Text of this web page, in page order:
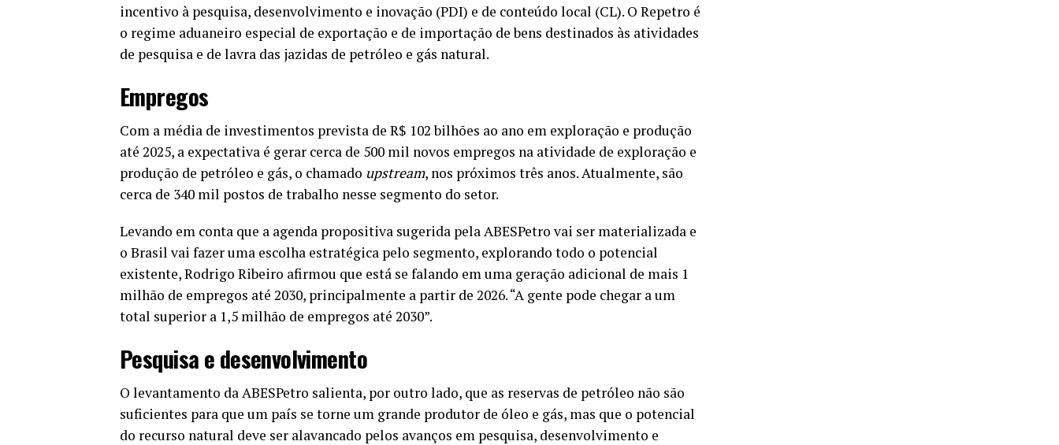
incentivo à pesquisa, desenvolvimento e inovação (PDI) e de conteúdo local (CL). O Repetro é
o regime aduaneiro especial de exportação e de importação de bens destinados às atividades
de pesquisa e de lavra das jazidas de petróleo e gás natural.
Empregos
Com a média de investimentos prevista de R$ 102 bilhões ao ano em exploração e produção
até 2025, a expectativa é gerar cerca de 500 mil novos empregos na atividade de exploração e
produção de petróleo e gás, o chamado upstream, nos próximos três anos. Atualmente, são
cerca de 340 mil postos de trabalho nesse segmento do setor.
Levando em conta que a agenda propositiva sugerida pela ABESPetro vai ser materializada e
o Brasil vai fazer uma escolha estratégica pelo segmento, explorando todo o potencial
existente, Rodrigo Ribeiro afirmou que está se falando em uma geração adicional de mais 1
milhão de empregos até 2030, principalmente a partir de 2026. “A gente pode chegar a um
total superior a 1,5 milhão de empregos até 2030”.
Pesquisa e desenvolvimento
O levantamento da ABESPetro salienta, por outro lado, que as reservas de petróleo não são
suficientes para que um país se torne um grande produtor de óleo e gás, mas que o potencial
do recurso natural deve ser alavancado pelos avanços em pesquisa, desenvolvimento e